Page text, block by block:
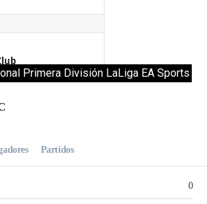
Primera División LaLiga EA Sports